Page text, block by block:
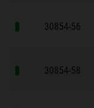
30854-56
30854-58